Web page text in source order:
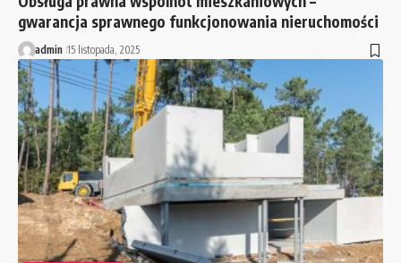
gwarancja sprawnego funkcjonowania nieruchomości
admin 15 listopada, 2025